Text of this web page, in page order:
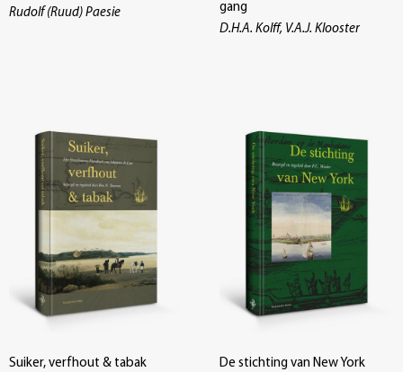
Rudolf (Ruud) Paesie
gang
D.H.A. Kolff, V.A.J. Klooster
Suiker, verfhout & tabak
De stichting van New York